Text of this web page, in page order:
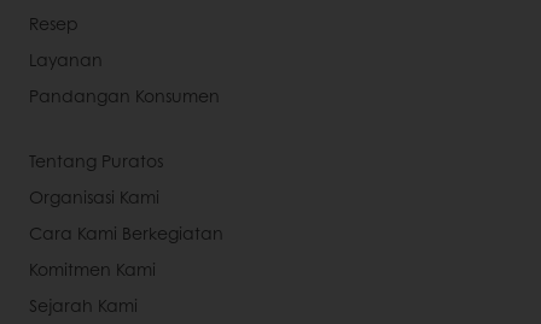
Resep
Layanan
Pandangan Konsumen
Tentang Puratos
Organisasi Kami
Cara Kami Berkegiatan
Komitmen Kami
Sejarah Kami